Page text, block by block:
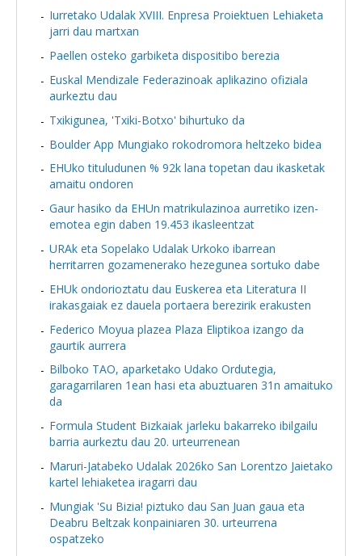
Iurretako Udalak XVIII. Enpresa Proiektuen Lehiaketa
jarri dau martxan
Paellen osteko garbiketa dispositibo berezia
Euskal Mendizale Federazinoak aplikazino ofiziala
aurkeztu dau
Txikigunea, 'Txiki-Botxo' bihurtuko da
Boulder App Mungiako rokodromora heltzeko bidea
EHUko tituludunen % 92k lana topetan dau ikasketak
amaitu ondoren
Gaur hasiko da EHUn matrikulazinoa aurretiko izen-
emotea egin daben 19.453 ikasleentzat
URAk eta Sopelako Udalak Urkoko ibarrean
herritarren gozamenerako hezegunea sortuko dabe
EHUk ondorioztatu dau Euskerea eta Literatura II
irakasgaiak ez dauela portaera berezirik erakusten
Federico Moyua plazea Plaza Eliptikoa izango da
gaurtik aurrera
Bilboko TAO, aparketako Udako Ordutegia,
garagarrilaren 1ean hasi eta abuztuaren 31n amaituko
da
Formula Student Bizkaiak jarleku bakarreko ibilgailu
barria aurkeztu dau 20. urteurrenean
Maruri-Jatabeko Udalak 2026ko San Lorentzo Jaietako
kartel lehiaketea iragarri dau
Mungiak 'Su Bizia! piztuko dau San Juan gaua eta
Deabru Beltzak konpainiaren 30. urteurrena
ospatzeko